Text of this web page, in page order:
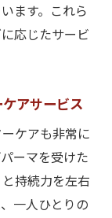
ます。これら
応じたサービ
アサービス
ケアも非常に
ーマを受けた
持続力を左右
一人ひとりの